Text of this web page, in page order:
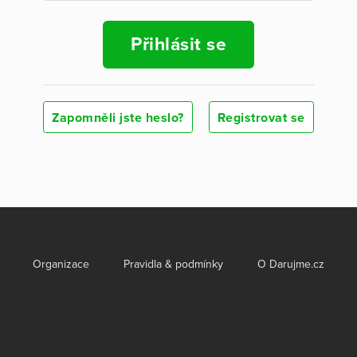
Přihlásit se
Zapomněli jste heslo? Registrovat se
Organizace Pravidla & podmínky O Darujme.cz